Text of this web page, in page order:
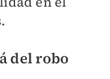
del robo